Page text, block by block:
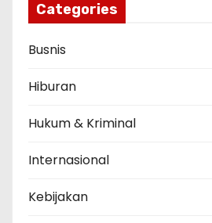
Categories
Busnis
Hiburan
Hukum & Kriminal
Internasional
Kebijakan